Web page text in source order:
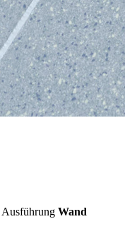
Ausführung Wand